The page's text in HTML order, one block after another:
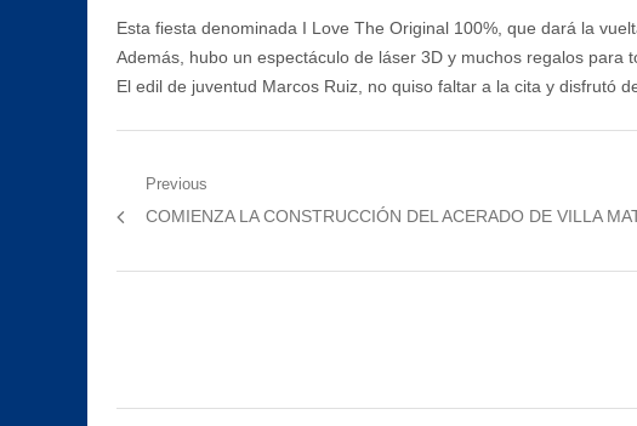
Esta fiesta denominada I Love The Original 100%, que dará la
Además, hubo un espectáculo de láser 3D y muchos regalos para
El edil de juventud Marcos Ruiz, no quiso faltar a la cita y disfrutó
Navegación
de
entradas
Previous
Previous
COMIENZA LA CONSTRUCCIÓN DEL ACERADO DE VILLA